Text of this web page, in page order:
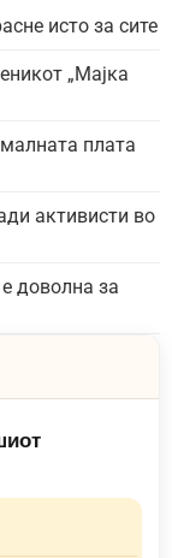
исто за сите
„Мајка
плата
активисти во
доволна за